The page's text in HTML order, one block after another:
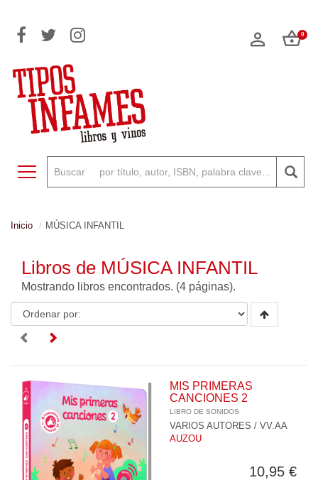
0
Toggle navigation
Inicio MÚSICA INFANTIL
Libros de MÚSICA INFANTIL
Mostrando libros encontrados. (4 páginas).
MIS PRIMERAS
CANCIONES 2
LIBRO DE SONIDOS
VARIOS AUTORES / VV.AA
AUZOU
10,95 €